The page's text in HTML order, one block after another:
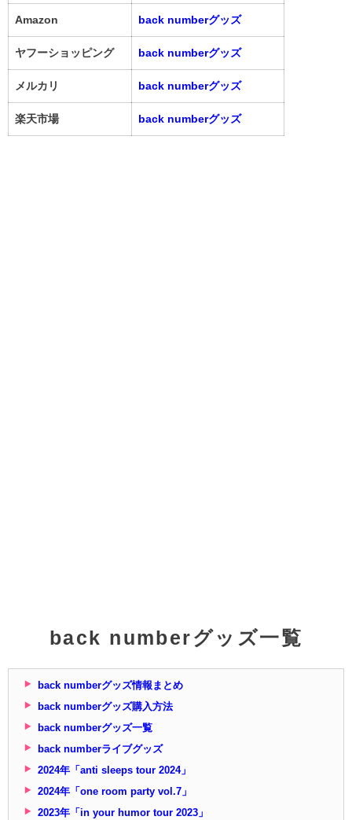
Amazon back numberグッズ
ヤフーショッピング back numberグッズ
メルカリ back numberグッズ
楽天市場 back numberグッズ
back numberグッズ一覧
back numberグッズ情報まとめ
back numberグッズ購入方法
back numberグッズ一覧
back numberライブグッズ
2024年「anti sleeps tour 2024」
2024年「one room party vol.7」
2023年「in your humor tour 2023」